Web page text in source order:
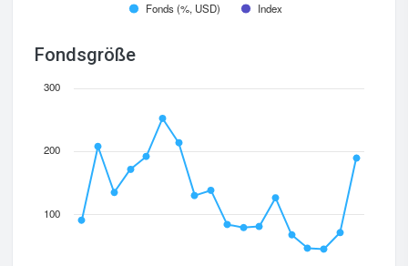
Fonds (%, USD) Index
Fondsgröße
100
200
300